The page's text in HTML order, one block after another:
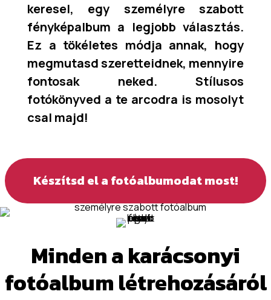
keresel, egy személyre szabott
fényképalbum a legjobb választás.
Ez a tökéletes módja annak, hogy
megmutasd szeretteidnek, mennyire
fontosak neked. Stílusos
fotókönyved a te arcodra is mosolyt
csal majd!
Készítsd el a fotóalbumodat most!
Minden a karácsonyi
fotóalbum létrehozásáról